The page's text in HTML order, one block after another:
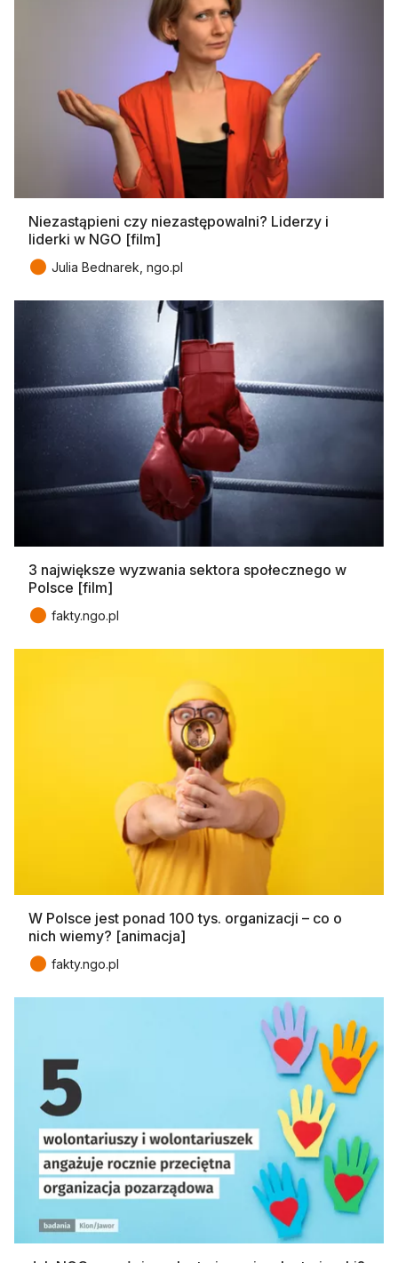
Niezastąpieni czy niezastępowalni? Liderzy i
liderki w NGO [film]
● Julia Bednarek, ngo.pl
3 największe wyzwania sektora społecznego w
Polsce [film]
● fakty.ngo.pl
W Polsce jest ponad 100 tys. organizacji – co o
nich wiemy? [animacja]
● fakty.ngo.pl